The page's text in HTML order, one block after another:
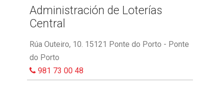
Administración de Loterías
Central
Rúa Outeiro, 10. 15121 Ponte do Porto - Ponte
do Porto
981 73 00 48